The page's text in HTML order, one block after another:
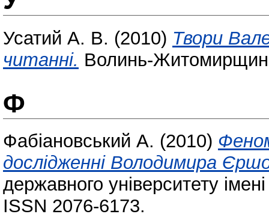
Усатий А. В. (2010) Твори
читанні. Волинь-
Ф
Фабіановський А. (2010)
дослідженні Володимира
державного університету
ISSN 2076-6173.